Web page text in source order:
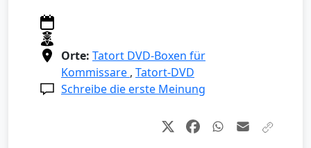
Orte: Tatort DVD-Boxen für
Kommissare , Tatort-DVD
Schreibe die erste Meinung